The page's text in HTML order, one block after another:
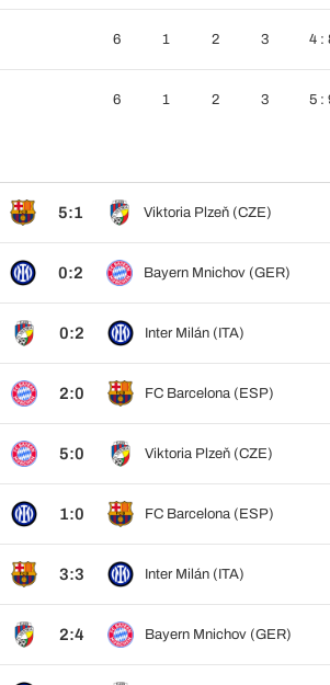
6 1 2 3 4 :
6 1 2 3 5 :
5:1 Viktoria Plzeň (CZE)
0:2 Bayern Mnichov (GER)
0:2 Inter Milán (ITA)
2:0 FC Barcelona (ESP)
5:0 Viktoria Plzeň (CZE)
1:0 FC Barcelona (ESP)
3:3 Inter Milán (ITA)
2:4 Bayern Mnichov (GER)